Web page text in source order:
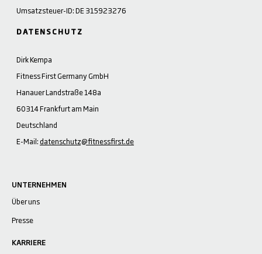
Umsatzsteuer-ID: DE 315923276
DATENSCHUTZ
Dirk Kempa
Fitness First Germany GmbH
Hanauer Landstraße 148a
60314 Frankfurt am Main
Deutschland
E-Mail:datenschutz@fitnessfirst.de
UNTERNEHMEN
Über uns
Presse
KARRIERE